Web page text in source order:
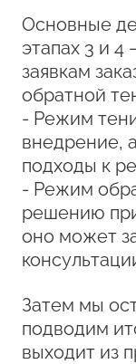
Основные
этапах 3 и 4
заявкам
обратной
- Режим
внедрение,
подходы к
- Режим
решению
оно может
Затем мы
подводим
выходит из